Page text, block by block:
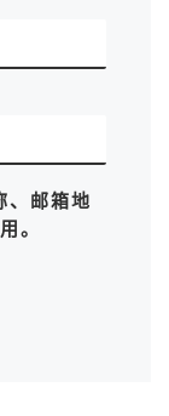
、邮箱地
。